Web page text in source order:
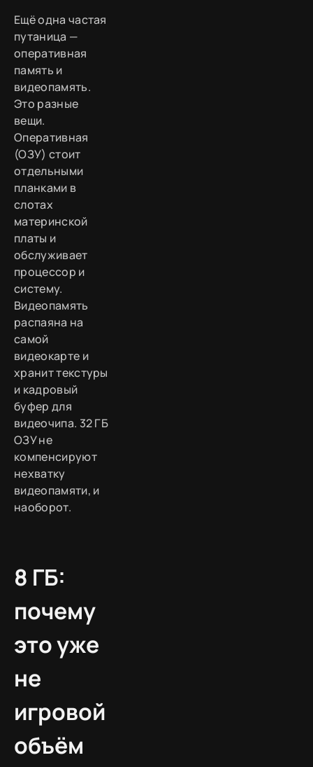
Ещё одна частая
путаница —
оперативная
память и
видеопамять.
Это разные
вещи.
Оперативная
(ОЗУ) стоит
отдельными
планками в
слотах
материнской
платы и
обслуживает
процессор и
систему.
Видеопамять
распаяна на
самой
видеокарте и
хранит текстуры
и кадровый
буфер для
видеочипа. 32 ГБ
ОЗУ не
компенсируют
нехватку
видеопамяти, и
наоборот.
8 ГБ:
почему
это уже
не
игровой
объём